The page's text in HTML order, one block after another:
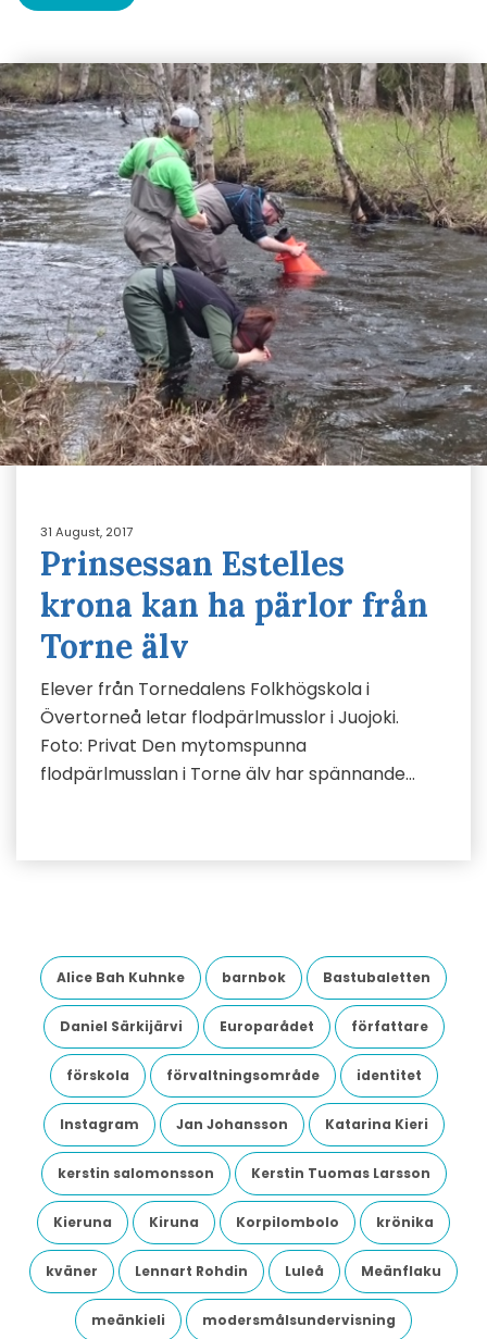
31 August, 2017
Prinsessan Estelles
krona kan ha pärlor från
Torne älv
Elever från Tornedalens Folkhögskola i
Övertorneå letar flodpärlmusslor i Juojoki.
Foto: Privat Den mytomspunna
flodpärlmusslan i Torne älv har spännande…
Alice Bah Kuhnke barnbok Bastubaletten
Daniel Särkijärvi Europarådet författare
förskola förvaltningsområde identitet
Instagram Jan Johansson Katarina Kieri
kerstin salomonsson Kerstin Tuomas Larsson
Kieruna Kiruna Korpilombolo krönika
kväner Lennart Rohdin Luleå Meänflaku
meänkieli modersmålsundervisning